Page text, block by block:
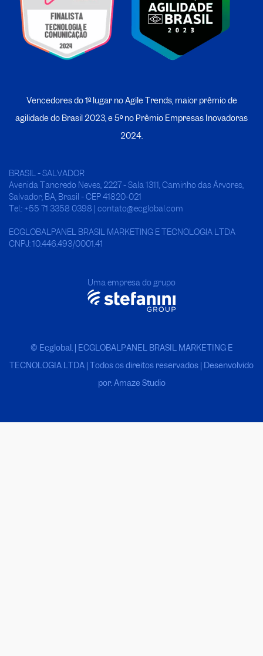
Vencedores do 1º lugar no Agile Trends, maior prêmio de
agilidade do Brasil 2023, e 5º no Prêmio Empresas Inovadoras
2024.
BRASIL - SALVADOR
Avenida Tancredo Neves, 2227 - Sala 1311, Caminho das Árvores,
Salvador, BA, Brasil - CEP 41820-021
Tel.: +55 71 3358 0398 | contato@ecglobal.com
ECGLOBALPANEL BRASIL MARKETING E TECNOLOGIA LTDA
CNPJ: 10.446.493/0001.41
Uma empresa do grupo
© Ecglobal. | ECGLOBALPANEL BRASIL MARKETING E
TECNOLOGIA LTDA | Todos os direitos reservados | Desenvolvido
por: Amaze Studio